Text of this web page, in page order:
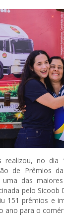
realizou, no
de Prêmios
uma das
pelo Sicoob
151 prêmios e
ano para o